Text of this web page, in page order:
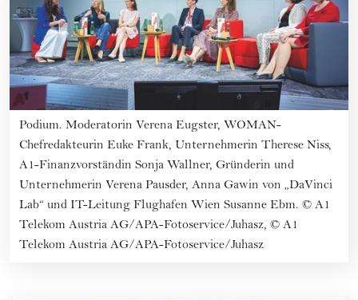
Podium. Moderatorin Verena Eugster, WOMAN-
Chefredakteurin Euke Frank, Unternehmerin Therese Niss,
A1-Finanzvorständin Sonja Wallner, Gründerin und
Unternehmerin Verena Pausder, Anna Gawin von „DaVinci
Lab“ und IT-Leitung Flughafen Wien Susanne Ebm. © A1
Telekom Austria AG/APA-Fotoservice/Juhasz, © A1
Telekom Austria AG/APA-Fotoservice/Juhasz